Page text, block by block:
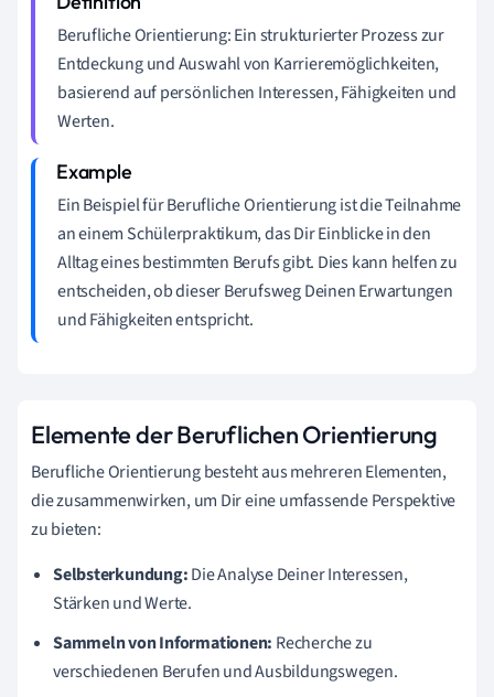
Berufliche Orientierung: Ein strukturierter Prozess zur
Entdeckung und Auswahl von Karrieremöglichkeiten,
basierend auf persönlichen Interessen, Fähigkeiten und
Werten.
Ein Beispiel für Berufliche Orientierung ist die Teilnahme
an einem Schülerpraktikum, das Dir Einblicke in den
Alltag eines bestimmten Berufs gibt. Dies kann helfen zu
entscheiden, ob dieser Berufsweg Deinen Erwartungen
und Fähigkeiten entspricht.
Elemente der Beruflichen Orientierung
Berufliche Orientierung besteht aus mehreren Elementen,
die zusammenwirken, um Dir eine umfassende Perspektive
zu bieten:
Selbsterkundung:Die Analyse Deiner Interessen,
Stärken und Werte.
Sammeln von Informationen: Recherche zu
verschiedenen Berufen und Ausbildungswegen.